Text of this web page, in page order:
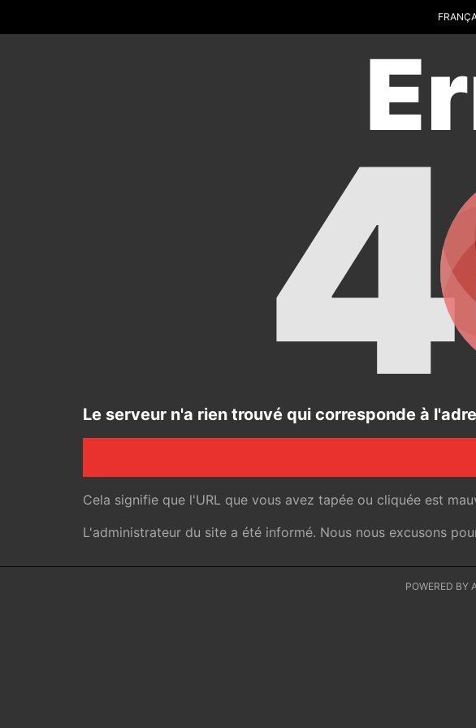
4
Le serveur n'a rien trouvé qui corresponde à
Cela signifie que l'URL que vous avez tapée ou cliquée est
L'administrateur du site a été informé. Nous nous excusons
POWERED BY